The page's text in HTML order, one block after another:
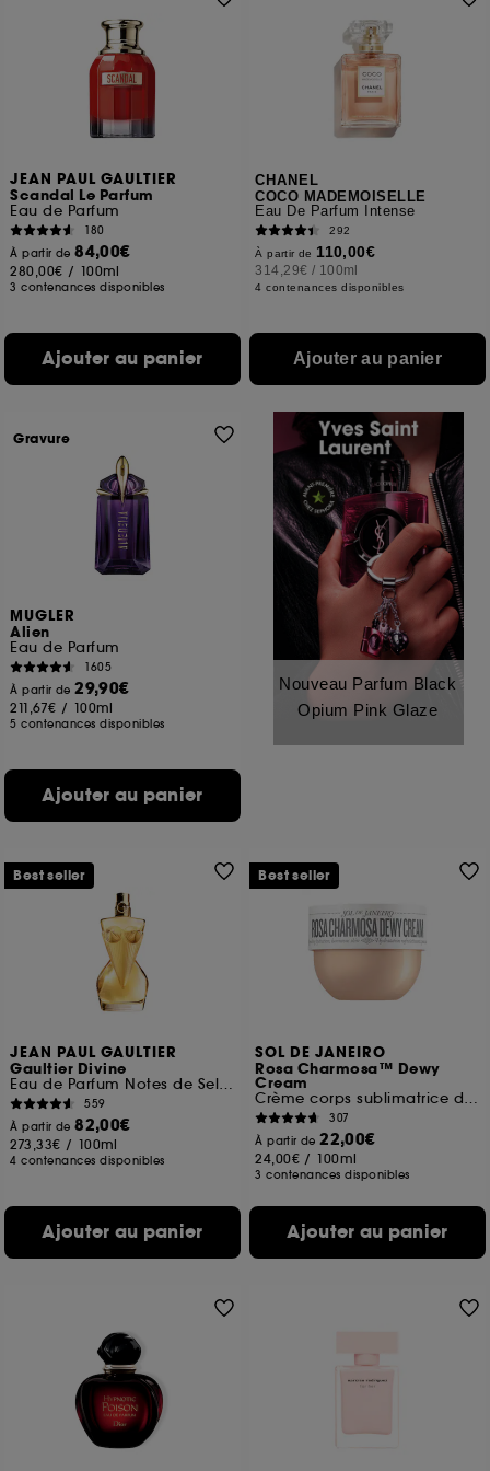
JEAN PAUL GAULTIER
Scandal Le Parfum
Eau de Parfum
180
À partir de84,00€
280,00€ / 100ml
3 contenances disponibles
Ajouter au panier
CHANEL
COCO MADEMOISELLE
Eau De Parfum Intense
292
À partir de 110,00€
314,29€ / 100ml
4 contenances disponibles
Ajouter au panier
MUGLER
Alien
Eau de Parfum
1605
À partir de29,90€
211,67€ / 100ml
5 contenances disponibles
Ajouter au panier
Gravure
Nouveau Parfum Black
Opium Pink Glaze
JEAN PAUL GAULTIER
Gaultier Divine
Eau de Parfum Notes de Sel, fleur de lys, meringue
559
À partir de82,00€
273,33€ / 100ml
4 contenances disponibles
Ajouter au panier
Best seller
SOL DE JANEIRO
Rosa Charmosa™ Dewy
Cream
Crème corps sublimatrice d'éclat
307
À partir de22,00€
24,00€ / 100ml
3 contenances disponibles
Ajouter au panier
Best seller